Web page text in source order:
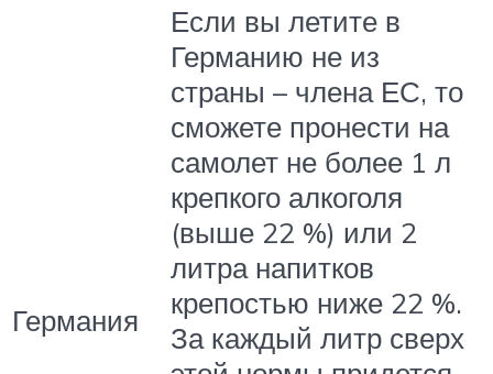
Германия
Если вы летите в
Германию не из
страны – члена ЕС, то
сможете пронести на
самолет не более 1 л
крепкого алкоголя
(выше 22 %) или 2
литра напитков
крепостью ниже 22 %.
За каждый литр сверх